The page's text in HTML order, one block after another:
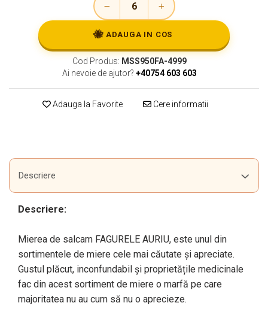
🐝 ADAUGA IN COS
Cod Produs: MSS950FA-4999
Ai nevoie de ajutor? +40754 603 603
Adauga la Favorite Cere informatii
Descriere
Descriere:
Mierea de salcam FAGURELE AURIU, este unul din
sortimentele de miere cele mai căutate și apreciate.
Gustul plăcut, inconfundabil și proprietățile medicinale
fac din acest sortiment de miere o marfă pe care
majoritatea nu au cum să nu o aprecieze.